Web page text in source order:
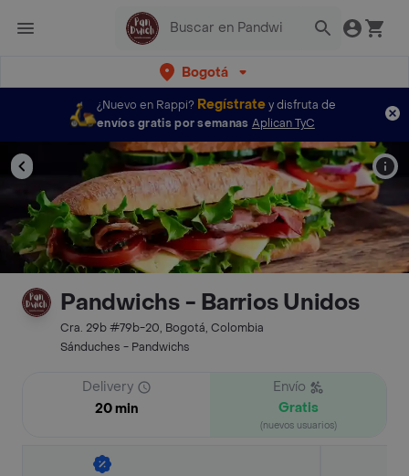
Bogotá
¿Nuevo en Rappi? Regístratey disfruta de
envíos gratis por semanas Aplican TyC
Pandwichs - Barrios Unidos
Cra. 29b #79b-20, Bogotá, Colombia
Sánduches - Pandwichs
Delivery
20 min
Envío
Gratis
(nuevos usuarios)